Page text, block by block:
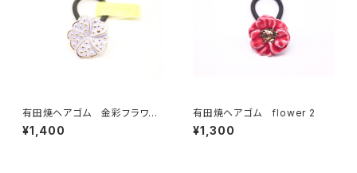
有田焼ヘアゴム 金彩フラワー
紫
¥1,400
有田焼ヘアゴム flower 2
¥1,300